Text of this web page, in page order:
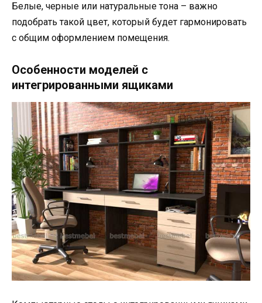
Белые, черные или натуральные тона – важно
подобрать такой цвет, который будет гармонировать
с общим оформлением помещения.
Особенности моделей с
интегрированными ящиками